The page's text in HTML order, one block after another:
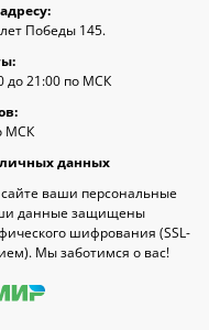
Победы 145.
до 21:00 по МСК
МСК
данных
ваши персональные
данные защищены
шифрования (SSL-
Мы заботимся о вас!